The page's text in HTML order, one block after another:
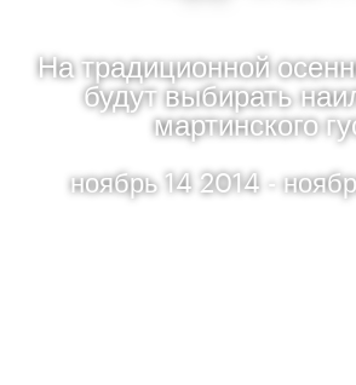
На традиционной
будут выбирать
мартинского
ноябрь 14 2014 -